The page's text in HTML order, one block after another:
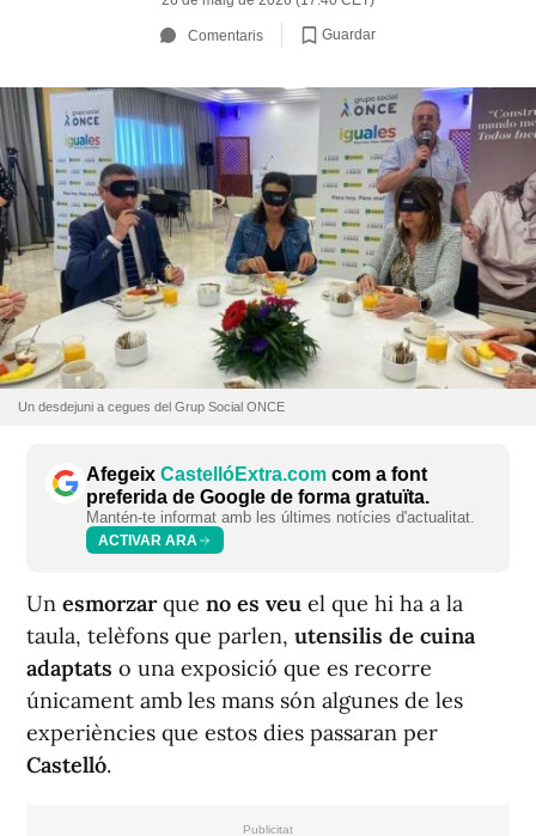
Comentaris Guardar
Un desdejuni a cegues del Grup Social ONCE
Afegeix CastellóExtra.com com a font
preferida de Google de forma gratuïta.
Mantén-te informat amb les últimes notícies d'actualitat.
ACTIVAR ARA
Un esmorzarque no es veu el que hi ha a la
taula, telèfons que parlen, utensilis de cuina
adaptats o una exposició que es recorre
únicament amb les mans són algunes de les
experiències que estos dies passaran per
Castelló.